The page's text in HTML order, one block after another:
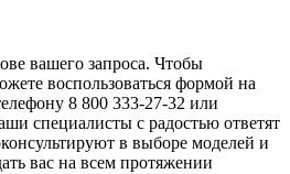
вашего запроса. Чтобы
воспользоваться формой на
8 800 333-27-32 или
специалисты с радостью ответят
в выборе моделей и
вас на всем протяжении